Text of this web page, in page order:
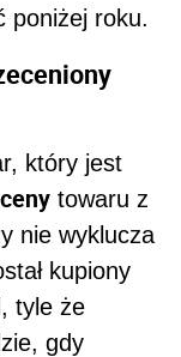
poniżej roku.
który jest
towaru z
nie wyklucza
kupiony
tyle że
gdy